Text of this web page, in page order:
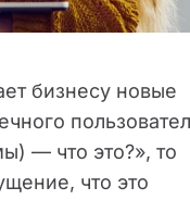
бизнесу новые
— что это?», то
что это